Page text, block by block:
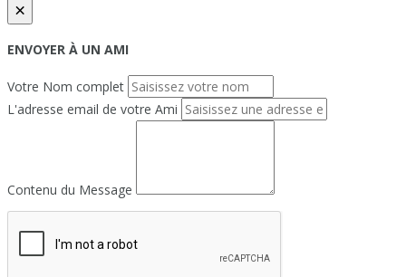
×
ENVOYER À UN AMI
Votre Nom complet
L'adresse email de votre Ami
Contenu du Message